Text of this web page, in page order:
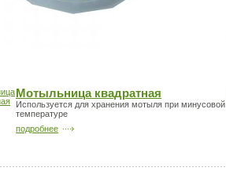
Мотыльница квадратная
Используется для хранения мотыля при минусовой
температуре
подробнее